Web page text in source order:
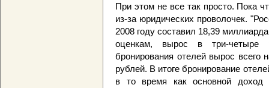
При этом не все так просто. Пока
из-за юридических проволочек.
2008 году составил 18,39
оценкам, вырос в три-четыре
бронирования отелей вырос всего
рублей. В итоге бронирование
в то время как основной доход